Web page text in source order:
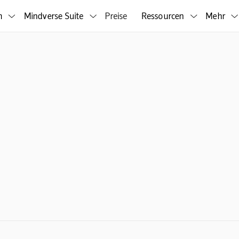
 Mindverse Suite  Preise Ressourcen  Mehr 